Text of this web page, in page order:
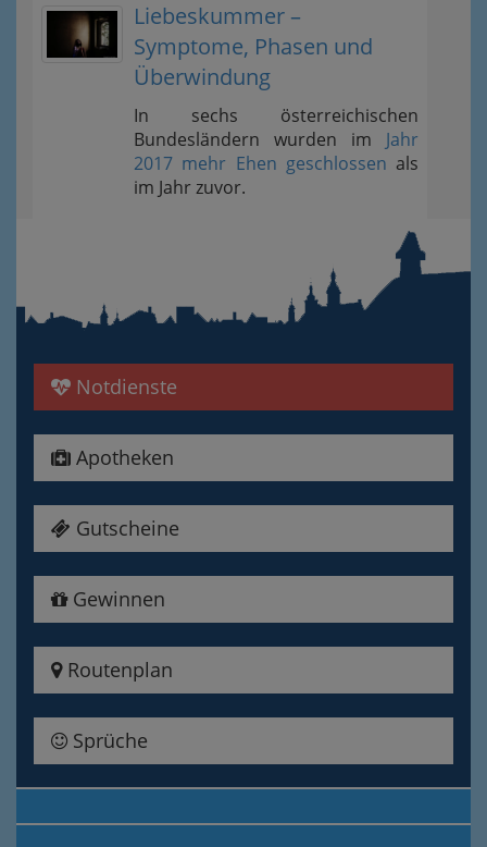
Liebeskummer –
Symptome, Phasen und
Überwindung
In sechs österreichischen
Bundesländern wurden im Jahr
2017 mehr Ehen geschlossen als
im Jahr zuvor.
Notdienste
Apotheken
Gutscheine
Gewinnen
Routenplan
Sprüche